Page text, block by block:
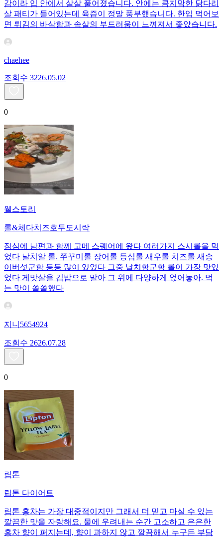
감이라 입 안에서 살살 풀어졌습니다. 안에는 큼지막한 닭다리
살 패티가 들어있는데 육즙이 정말 풍부했습니다. 한입 먹어보
면 튀김의 바삭함과 속살의 부드러움이 느껴져서 좋았습니다.
chaehee
조회수 3226.05.02
0
웰스토리
롤&체다치즈호두도시락
점심에 남편과 함께 고메 스퀘어에 왔다 여러가지 스시롤을 먹
었다 날치알 롤. 쭈꾸미롤 장어롤 등심롤 새우롤 치즈롤 새송
이버섯군함 등등 많이 있었다 그중 날치함군함 롤이 가장 맛있
었다 게맛살을 김밥으로 말아 그 위에 다양하게 얹어놓아. 먹
는 맛이 쏠쏠했다
지니5654924
조회수 2626.07.28
0
립톤
립톤 다이어트
립톤 홍차는 가장 대중적이지만 그래서 더 믿고 마실 수 있는
깔끔한 맛을 자랑해요. 물에 우려내는 순간 고소하고 은은한
홍차 향이 퍼지는데, 향이 과하지 않고 깔끔해서 누구든 부담